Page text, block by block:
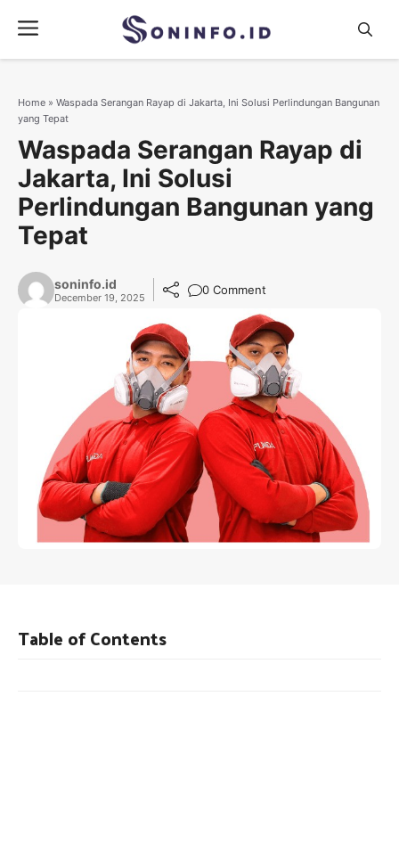
content
Menu
Home » Waspada Serangan Rayap di Jakarta, Ini Solusi Perlindungan Bangunan
yang Tepat
Waspada Serangan Rayap di
Jakarta, Ini Solusi
Perlindungan Bangunan yang
Tepat
soninfo.id
December 19, 2025
0 Comment
Table of Contents